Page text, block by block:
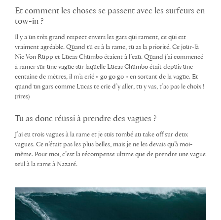
Et comment les choses se passent avec les surfeurs en
tow-in ?
Il y a un très grand respect envers les gars qui rament, ce qui est
vraiment agréable. Quand tu es à la rame, tu as la priorité. Ce jour-là
Nic Von Rupp et Lucas Chumbo étaient à l’eau. Quand j’ai commencé
à ramer sur une vague sur laquelle Lucas Chumbo était depuis une
centaine de mètres, il m’a crié « go go go » en sortant de la vague. Et
quand un gars comme Lucas te crie d’y aller, tu y vas, t’as pas le choix !
(rires)
Tu as donc réussi à prendre des vagues ?
J’ai eu trois vagues à la rame et je suis tombé au take off sur deux
vagues. Ce n’était pas les plus belles, mais je ne les devais qu’à moi-
même. Pour moi, c’est la récompense ultime que de prendre une vague
seul à la rame à Nazaré.